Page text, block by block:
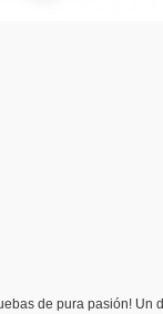
de pura pasión!